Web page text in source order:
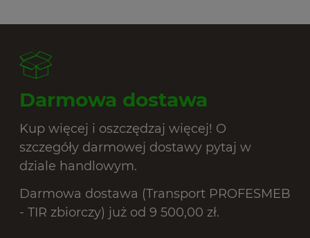
Darmowa dostawa
Kup więcej i oszczędzaj więcej! O
szczegóły darmowej dostawy pytaj w
dziale handlowym.
Darmowa dostawa (Transport PROFESMEB
- TIR zbiorczy) już od 9 500,00 zł.